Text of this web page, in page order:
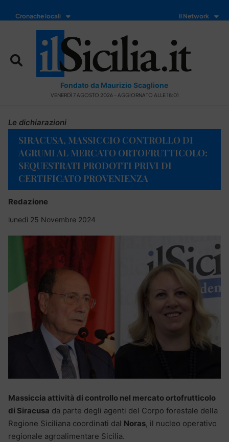
Cronache locali Il Network
Fondato da Maurizio Scaglione
VENERDÌ 7 AGOSTO 2026 - AGGIORNATO ALLE 18:01
Le dichiarazioni
SIRACUSA, MASSICCIO CONTROLLO DI
AGRUMI AL MERCATO ORTOFRUTTICOLO:
SEQUESTRATI PRODOTTI PRIVI DI
CERTIFICATO PROVENIENZA
Redazione
lunedì 25 Novembre 2024
Massiccia attività di controllo nel mercato ortofrutticolo
di Siracusa da parte degli agenti del Corpo forestale della
Regione Siciliana coordinati dal Noras, il nucleo operativo
regionale agroalimentare Sicilia.